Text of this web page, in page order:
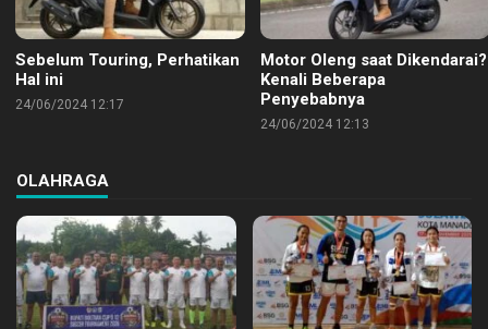
Sebelum Touring, Perhatikan
Hal ini
24/06/2024 12:17
Motor Oleng saat Dikendarai?
Kenali Beberapa
Penyebabnya
24/06/2024 12:13
OLAHRAGA